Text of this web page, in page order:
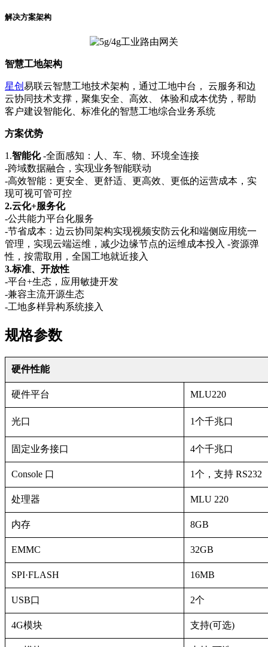
解决方案架构
智慧工地架构
星创 易联云智慧工地技术架构，通过工地中台， 云服务和边
云协同技术支撑，聚集安全、高效、 体验和成本优势，帮助
客户建设智能化、标准化的智慧工地综合业务系统
方案优势
1.智能化-全面感知：人、车、物、环境全连接
-跨域数据融合，实现业务智能联动
-高效智能：更安全、更舒适、更高效、更低的运营成本，实
现可视可管可控
2.云化+服务化
-公共能力平台化服务
-节省成本：边云协同架构实现视频安防云化和端侧应用统一
管理，实现云端运维，减少边缘节点的运维成本投入 -资源弹
性，按需取用，全国工地就近接入
3.标准、开放性
-平台+生态，应用敏捷开发
-兼容主流开源生态
-工地多样异构系统接入
规格参数
硬件性能
硬件平台 MLU220
光口 1个千兆口
固定业务接口 4个千兆口
Console 口 1个，支持 RS232
处理器 MLU 220
内存 8GB
EMMC 32GB
SPI·FLASH 16MB
USB口 2个
4G模块 支持(可选)